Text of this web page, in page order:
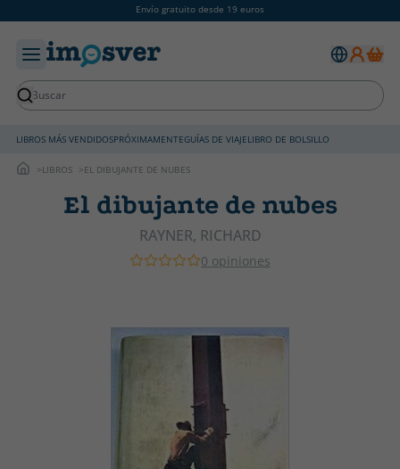
Envío gratuito desde 19 euros
LIBROS MÁS VENDIDOSPRÓXIMAMENTEGUÍAS DE VIAJELIBRO DE BOLSILLO
LIBROS EL DIBUJANTE DE NUBES
El dibujante de nubes
RAYNER, RICHARD
0 opiniones